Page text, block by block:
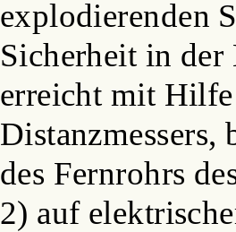
explodierenden
Sicherheit in
erreicht mit Hilfe
Distanzmessers,
des Fernrohrs
2) auf